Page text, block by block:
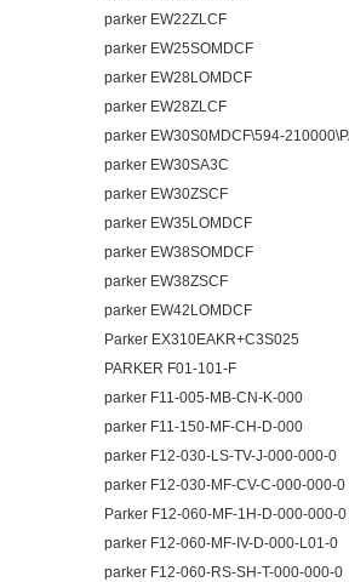
parker EW22ZLCF
parker EW25SOMDCF
parker EW28LOMDCF
parker EW28ZLCF
parker EW30S0MDCF\594-
parker EW30SA3C
parker EW30ZSCF
parker EW35LOMDCF
parker EW38SOMDCF
parker EW38ZSCF
parker EW42LOMDCF
Parker EX310EAKR+C3S025
PARKER F01-101-F
parker F11-005-MB-CN-K-000
parker F11-150-MF-CH-D-000
parker F12-030-LS-TV-J-000-000-0
parker F12-030-MF-CV-C-000-000-
Parker F12-060-MF-1H-D-000-000-0
parker F12-060-MF-IV-D-000-L01-0
parker F12-060-RS-SH-T-000-000-0